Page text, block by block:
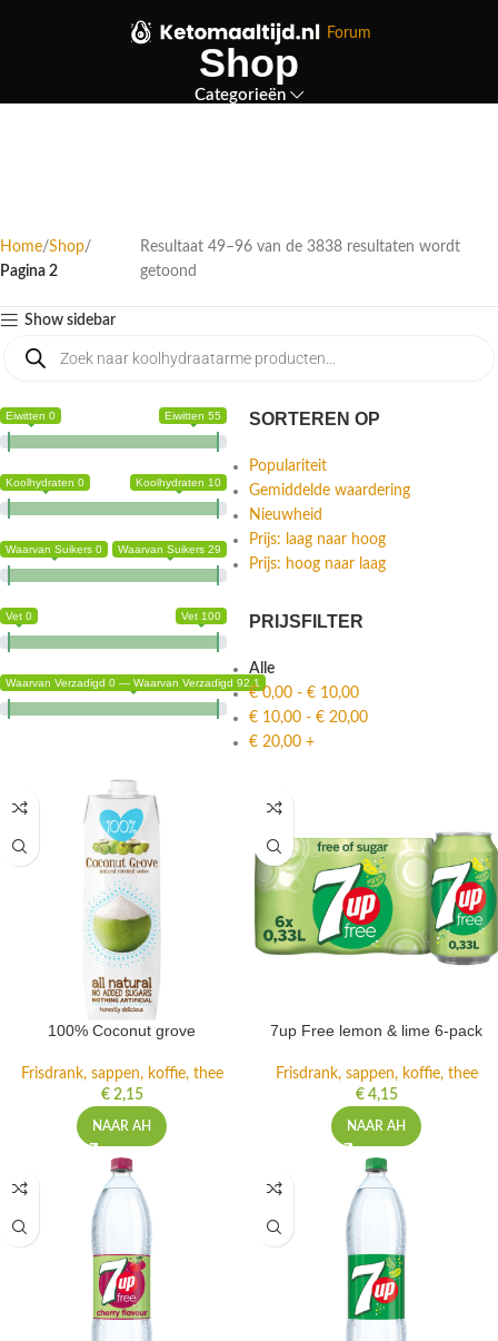
Forum
Shop
Categorieën
Home Shop
Pagina 2
Resultaat 49–96 van de 3838 resultaten wordt
getoond
Show sidebar
Eiwitten 0 Eiwitten 55
Koolhydraten 0 Koolhydraten 10
Waarvan Suikers 0 Waarvan Suikers 29
Vet 0 Vet 100
Waarvan Verzadigd 0 — Waarvan Verzadigd 92.1
SORTEREN OP
Populariteit
Gemiddelde waardering
Nieuwheid
Prijs: laag naar hoog
Prijs: hoog naar laag
PRIJSFILTER
Alle
€0,00 - € 10,00
€ 10,00 - € 20,00
€ 20,00 +
100% Coconut grove
Frisdrank, sappen, koffie, thee
€2,15
NAAR AH
7up Free lemon & lime 6-pack
Frisdrank, sappen, koffie, thee
€4,15
NAAR AH